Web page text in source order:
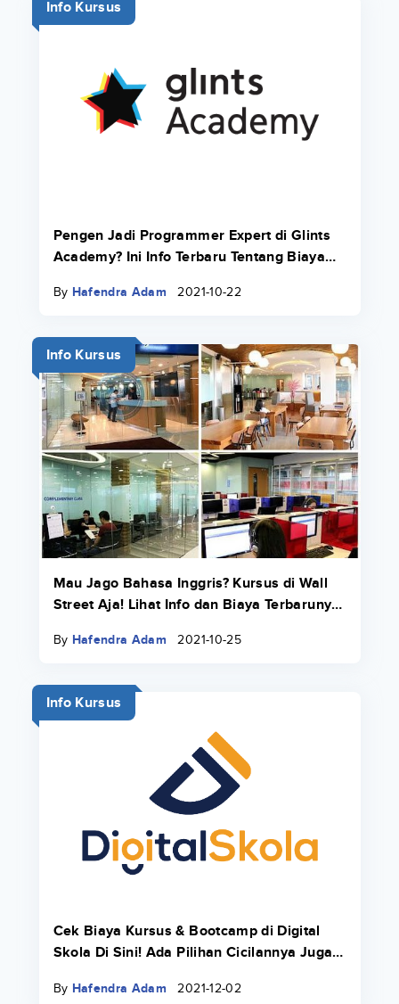
Info Kursus
Pengen Jadi Programmer Expert di Glints
Academy? Ini Info Terbaru Tentang Biaya
By Hafendra Adam 2021-10-22
Info Kursus
Mau Jago Bahasa Inggris? Kursus di Wall
Street Aja! Lihat Info dan Biaya Terbarunya
By Hafendra Adam 2021-10-25
Info Kursus
Cek Biaya Kursus & Bootcamp di Digital
Skola Di Sini! Ada Pilihan Cicilannya Juga
By Hafendra Adam 2021-12-02